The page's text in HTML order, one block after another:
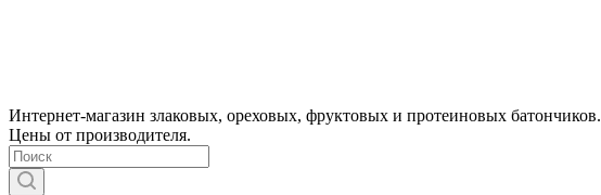
Интернет-магазин злаковых, ореховых, фруктовых и протеиновых батончиков.
Цены от производителя.